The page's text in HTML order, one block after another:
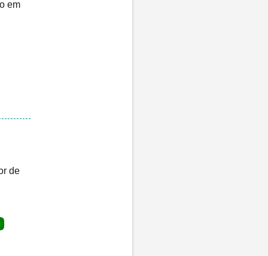
em
de